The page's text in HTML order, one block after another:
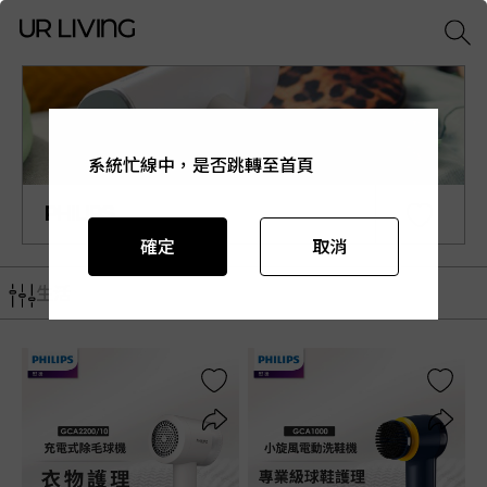
PHILIPS
生活
系統忙線中，是否跳轉至首頁
確定 取消
系統忙線中，是否跳轉至首頁
確定 取消
系統忙線中，是否跳轉至首頁
確定 取消
系統忙線中，是否跳轉至首頁
確定 取消
系統忙線中，是否跳轉至首頁
確定 取消